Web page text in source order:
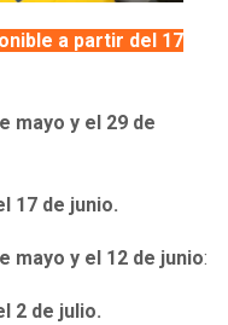
a partir del 17
mayo y el 29 de
17 de junio.
mayo y el 12 de junio:
2 de julio.